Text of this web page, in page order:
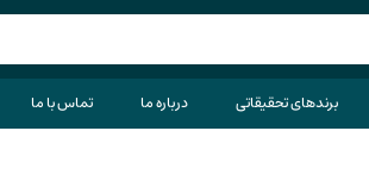
برندهای تحقیقاتی درباره ما تماس با ما